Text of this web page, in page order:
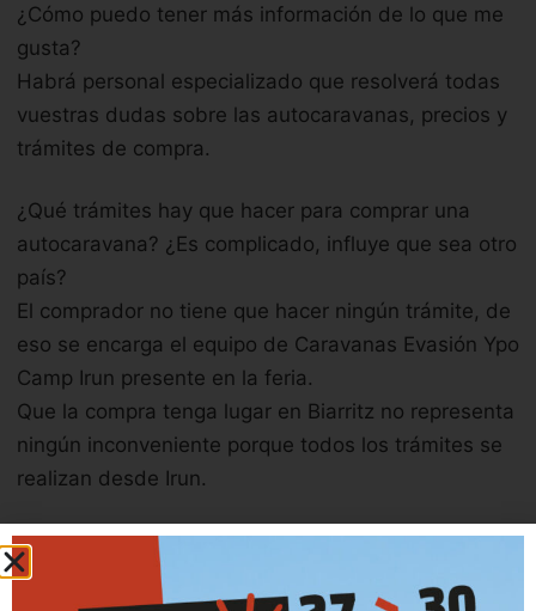
¿Cómo puedo tener más información de lo que me
gusta?
Habrá personal especializado que resolverá todas
vuestras dudas sobre las autocaravanas, precios y
trámites de compra.
¿Qué trámites hay que hacer para comprar una
autocaravana? ¿Es complicado, influye que sea otro
país?
El comprador no tiene que hacer ningún trámite, de
eso se encarga el equipo de Caravanas Evasión Ypo
Camp Irun presente en la feria.
Que la compra tenga lugar en Biarritz no representa
ningún inconveniente porque todos los trámites se
realizan desde Irun.
¿Quién se ocupa de la matriculación e importación?
Caravanas Evasión Ypo Camp Irun.